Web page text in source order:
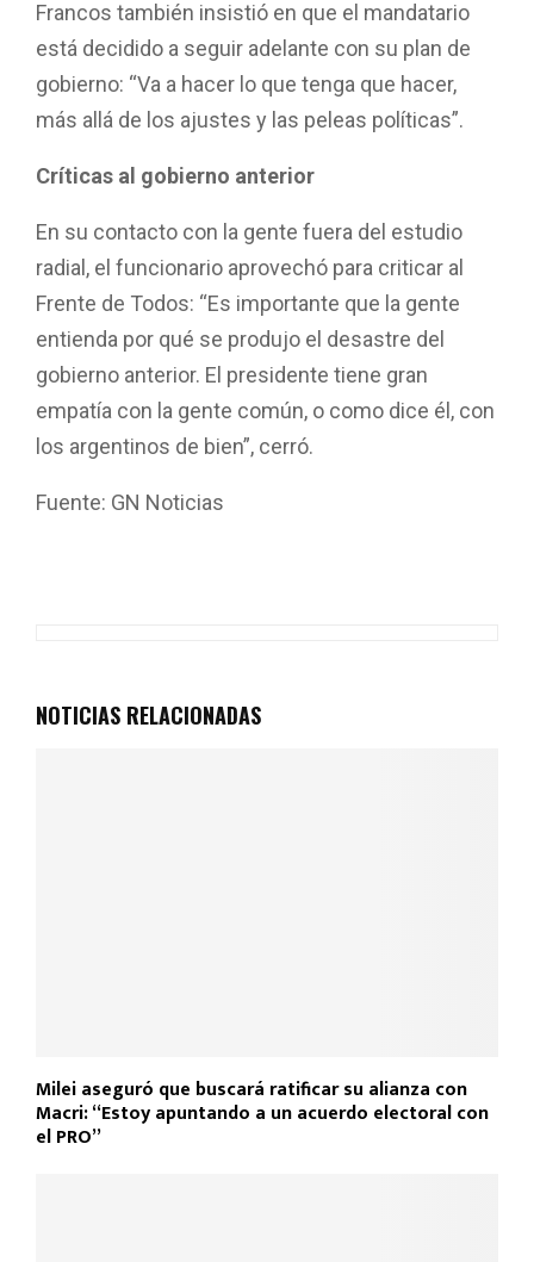
Francos también insistió en que el mandatario
está decidido a seguir adelante con su plan de
gobierno: “Va a hacer lo que tenga que hacer,
más allá de los ajustes y las peleas políticas”.
Críticas al gobierno anterior
En su contacto con la gente fuera del estudio
radial, el funcionario aprovechó para criticar al
Frente de Todos: “Es importante que la gente
entienda por qué se produjo el desastre del
gobierno anterior. El presidente tiene gran
empatía con la gente común, o como dice él, con
los argentinos de bien”, cerró.
Fuente: GN Noticias
NOTICIAS RELACIONADAS
Milei aseguró que buscará ratificar su alianza con
Macri: “Estoy apuntando a un acuerdo electoral con
el PRO”